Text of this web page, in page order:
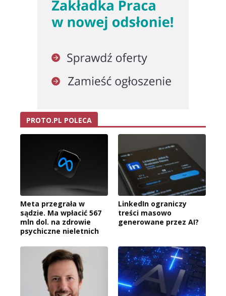
PROTO.PL POLECA
Meta przegrała w
sądzie. Ma wpłacić 567
mln dol. na zdrowie
psychiczne nieletnich
LinkedIn ograniczy
treści masowo
generowane przez AI?